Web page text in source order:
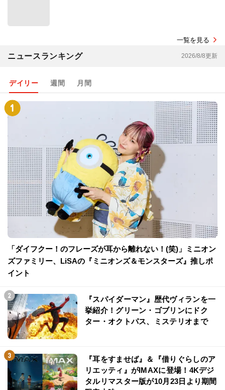
一覧を見る
ニュースランキング 2026/8/8更新
デイリー 週間 月間
「ダイフクー！のフレーズが耳から離れない！(笑)」ミニオン
ズファミリー、LiSAの『ミニオンズ＆モンスターズ』推しポ
イント
『スパイダーマン』歴代ヴィランを一
挙紹介！グリーン・ゴブリンにドク
ター・オクトパス、ミステリオまで
『耳をすませば』＆『借りぐらしのア
リエッティ』がIMAXに登場！4Kデジ
タルリマスター版が10月23日より期間